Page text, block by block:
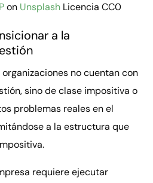
on Unsplash Licencia CC0
a la
no cuentan con
sino de clase impositiva o
problemas reales en el
a la estructura que
requiere ejecutar